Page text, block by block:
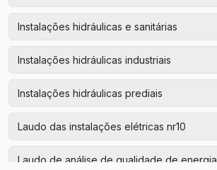
Instalações hidráulicas e sanitárias
Instalações hidráulicas industriais
Instalações hidráulicas prediais
Laudo das instalações elétricas nr10
Laudo de análise de qualidade de energia